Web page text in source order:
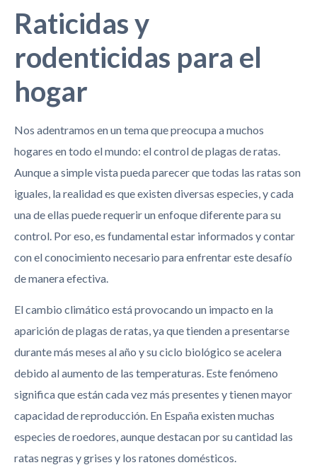
Raticidas y
rodenticidas para el
hogar
Nos adentramos en un tema que preocupa a muchos
hogares en todo el mundo: el control de plagas de ratas.
Aunque a simple vista pueda parecer que todas las ratas son
iguales, la realidad es que existen diversas especies, y cada
una de ellas puede requerir un enfoque diferente para su
control. Por eso, es fundamental estar informados y contar
con el conocimiento necesario para enfrentar este desafío
de manera efectiva.
El cambio climático está provocando un impacto en la
aparición de plagas de ratas, ya que tienden a presentarse
durante más meses al año y su ciclo biológico se acelera
debido al aumento de las temperaturas. Este fenómeno
significa que están cada vez más presentes y tienen mayor
capacidad de reproducción. En España existen muchas
especies de roedores, aunque destacan por su cantidad las
ratas negras y grises y los ratones domésticos.